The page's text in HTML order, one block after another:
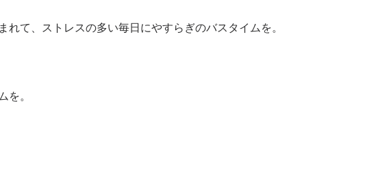
て、ストレスの多い毎日にやすらぎのバスタイムを。
を。